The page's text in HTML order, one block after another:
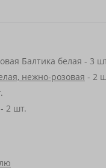
Балтика белая - 3
нежно-розовая - 2
2 шт.